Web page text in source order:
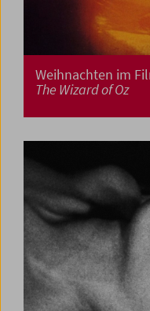
Weihnachten im
The Wizard of Oz